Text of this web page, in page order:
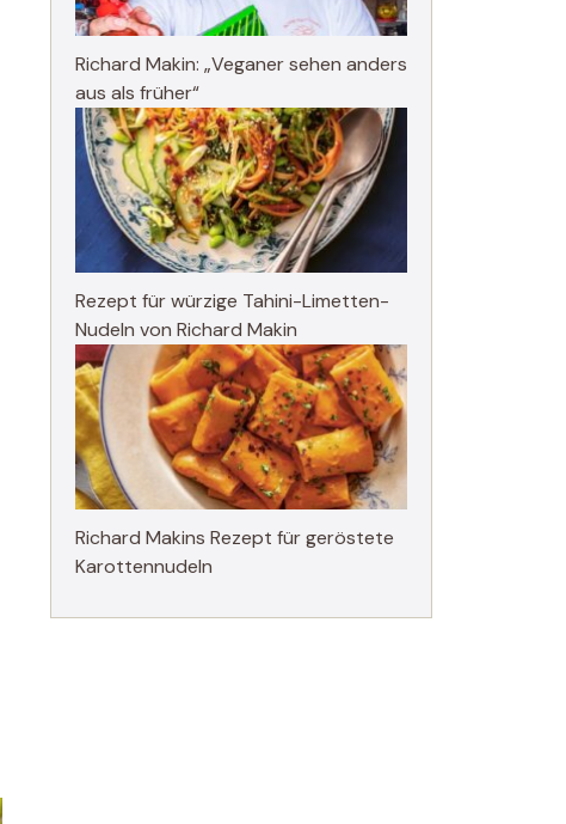
Richard Makin: „Veganer sehen anders
aus als früher“
Rezept für würzige Tahini-Limetten-
Nudeln von Richard Makin
Richard Makins Rezept für geröstete
Karottennudeln